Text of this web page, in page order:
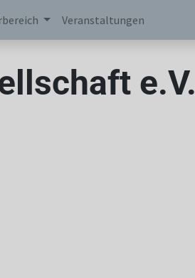
Veranstaltungen
e.V.